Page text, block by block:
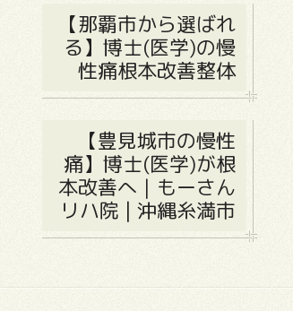
【那覇市から選ばれ
る】博士(医学)の慢
性痛根本改善整体
【豊見城市の慢性
痛】博士(医学)が根
本改善へ｜もーさん
リハ院 | 沖縄糸満市